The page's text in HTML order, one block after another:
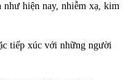
hiện nay, nhiễm xạ, kim
tiếp xúc với những người